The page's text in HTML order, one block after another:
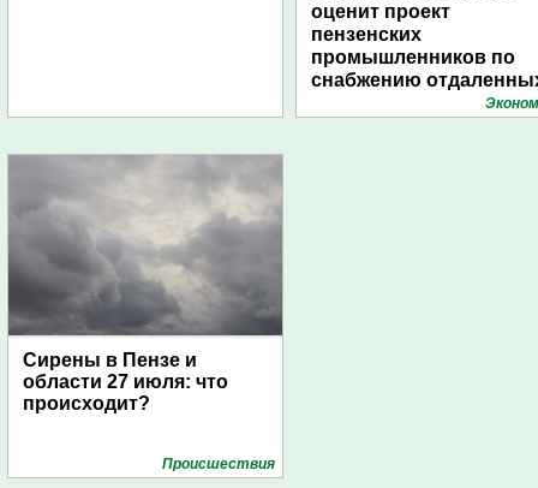
оценит проект
пензенских
промышленников по
снабжению
поселений с помощью
Сирены в Пензе и
области 27 июля: что
происходит?
Проиcшествия